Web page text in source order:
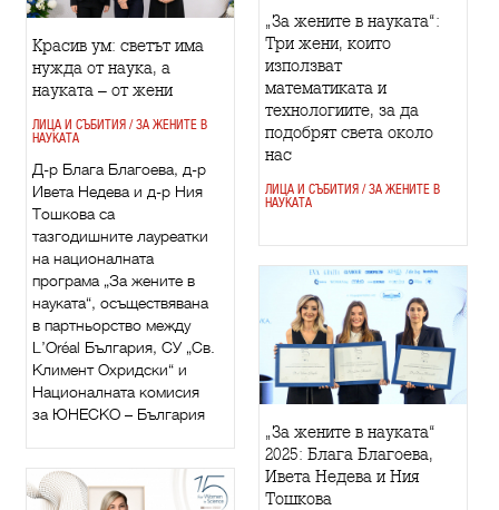
„За жените в науката“:
Три жени, които
използват
математиката и
технологиите, за да
подобрят света около
нас
ЛИЦА И СЪБИТИЯ / ЗА ЖЕНИТЕ В
НАУКАТА
Красив ум: светът има
нужда от наука, а
науката – от жени
ЛИЦА И СЪБИТИЯ / ЗА ЖЕНИТЕ В
НАУКАТА
Д-р Блага Благоева, д-р
Ивета Недева и д-р Ния
Тошкова са
тазгодишните лауреатки
на националната
програма „За жените в
науката“, осъществявана
в партньорство между
L’Oréal България, СУ „Св.
Климент Охридски“ и
Националната комисия
за ЮНЕСКО – България
„За жените в науката“
2025: Блага Благоева,
Ивета Недева и Ния
Тошкова